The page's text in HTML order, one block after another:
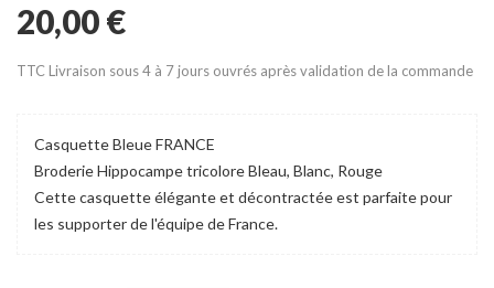
20,00 €
TTC Livraison sous 4 à 7 jours ouvrés après validation de la commande
Casquette Bleue FRANCE
Broderie Hippocampe tricolore Bleau, Blanc, Rouge
Cette casquette élégante et décontractée est parfaite pour
les supporter de l'équipe de France.